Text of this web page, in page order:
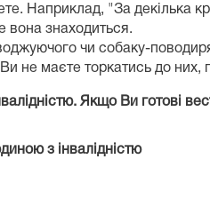
Наприклад, "За декілька
вона знаходиться.
чи собаку-
не маєте торкатись до них,
Якщо Ви готові
з інвалідністю